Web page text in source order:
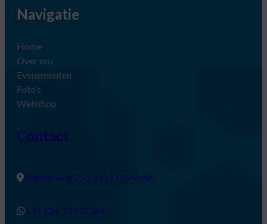
Navigatie
Home
Over ons
Evenementen
Foto’s
Webshop
Contact
Tegelseweg 255 5912 BG Venlo
+31 (0)6 12697364